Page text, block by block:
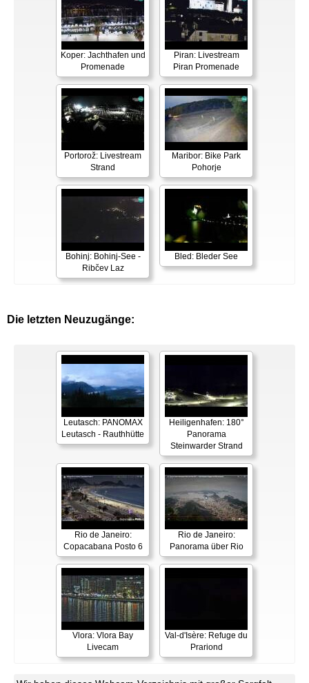
Koper: Jachthafen und
Promenade
Piran: Livestream
Piran Promenade
Portorož: Livestream
Strand
Maribor: Bike Park
Pohorje
Bohinj: Bohinj-See -
Ribčev Laz
Bled: Bleder See
Die letzten Neuzugänge:
Leutasch: PANOMAX
Leutasch - Rauthhütte
Heiligenhafen: 180°
Panorama
Steinwarder Strand
Rio de Janeiro:
Copacabana Posto 6
Rio de Janeiro:
Panorama über Rio
Vlora: Vlora Bay
Livecam
Val-d'Isère: Refuge du
Prariond